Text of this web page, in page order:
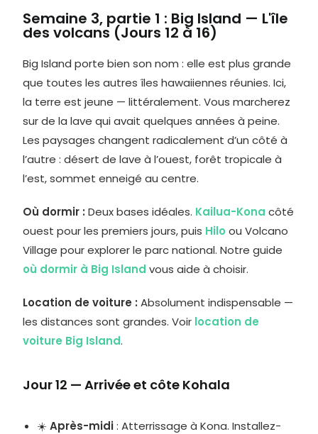
Semaine 3, partie 1 : Big Island — L'île
des volcans (Jours 12 à 16)
Big Island porte bien son nom : elle est plus grande
que toutes les autres îles hawaiiennes réunies. Ici,
la terre est jeune — littéralement. Vous marcherez
sur de la lave qui avait quelques années à peine.
Les paysages changent radicalement d’un côté à
l’autre : désert de lave à l’ouest, forêt tropicale à
l’est, sommet enneigé au centre.
Où dormir : Deux bases idéales. Kailua-Kona côté
ouest pour les premiers jours, puis Hilo ou Volcano
Village pour explorer le parc national. Notre guide
où dormir à Big Island vous aide à choisir.
Location de voiture : Absolument indispensable —
les distances sont grandes. Voir location de
voiture Big Island.
Jour 12 — Arrivée et côte Kohala
☀️Après-midi: Atterrissage à Kona. Installez-